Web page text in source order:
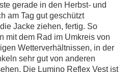
gerade in den Herbst- und
am Tag gut geschützt
Jacke ziehen, fertig. So
mit dem Rad im Umkreis von
Wetterverhältnissen, in der
sehr gut von anderen
Die Lumino Reflex Vest ist